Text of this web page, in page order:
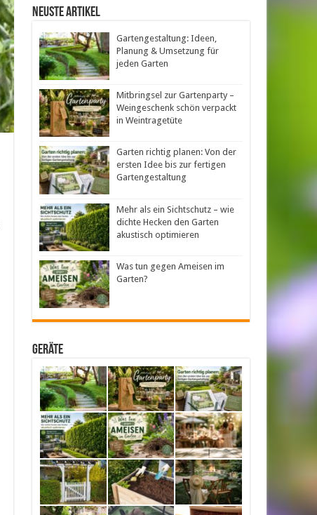
neuste Artikel
Gartengestaltung: Ideen,
Planung & Umsetzung für
jeden Garten
Mitbringsel zur Gartenparty –
Weingeschenk schön verpackt
in Weintragetüte
Garten richtig planen: Von der
ersten Idee bis zur fertigen
Gartengestaltung
Mehr als ein Sichtschutz – wie
dichte Hecken den Garten
akustisch optimieren
Was tun gegen Ameisen im
Garten?
Geräte